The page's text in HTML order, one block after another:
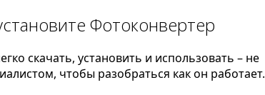
Фотоконвертер
скачать, установить и использовать – не
чтобы разобраться как он работает.